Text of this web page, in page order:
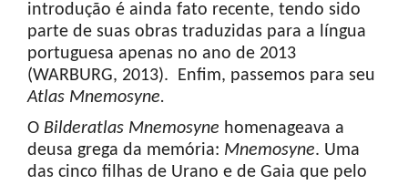
introdução é ainda fato recente, tendo sido
parte de suas obras traduzidas para a língua
portuguesa apenas no ano de 2013
(WARBURG, 2013). Enfim, passemos para seu
Atlas Mnemosyne.
O Bilderatlas Mnemosyne homenageava a
deusa grega da memória: Mnemosyne. Uma
das cinco filhas de Urano e de Gaia que pelo